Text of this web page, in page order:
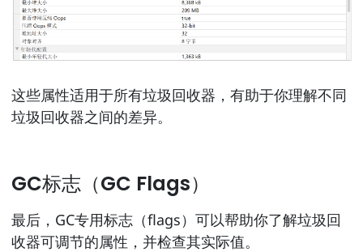
这些属性适用于所有垃圾回收器，有助于你理解不同
垃圾回收器之间的差异。
GC标志（GC Flags）
最后，GC专用标志（flags）可以帮助你了解垃圾回
收器可调节的属性，并检查其实际值。